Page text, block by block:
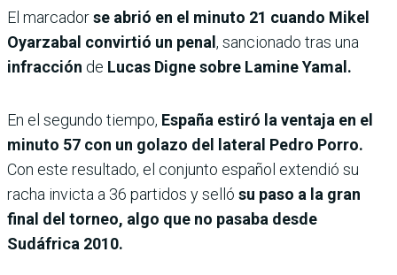
El marcadorse abrió en el minuto 21 cuando Mikel
Oyarzabal convirtió un penal, sancionado tras una
infracción de Lucas Digne sobre Lamine Yamal.
En el segundo tiempo, España estiró la ventaja en el
minuto 57 con un golazo del lateral Pedro Porro.
Con este resultado, el conjunto español extendió su
racha invicta a 36 partidos y selló su paso a la gran
final del torneo, algo que no pasaba desde
Sudáfrica 2010.